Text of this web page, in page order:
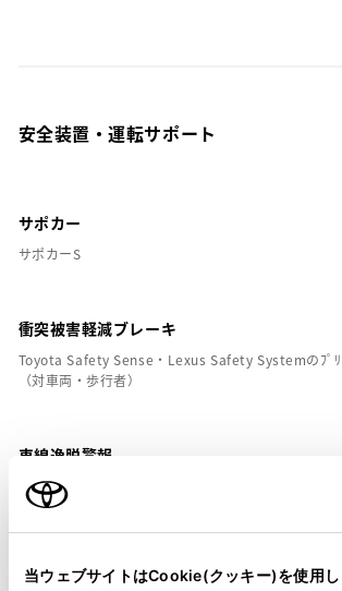
当ウェブサイトはCookie(クッキー)を使用し
安全装置・運転サポート
サポカー
サポカーS
衝突被害軽減ブレーキ
Toyota Safety Sense・Lexus Safety Systemのﾌﾟﾘ
（対車両・歩行者）
車線逸脱警報
クルーズコントロール